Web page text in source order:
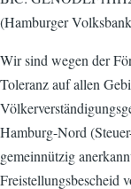
(Hamburger
Wir sind wegen der
Toleranz auf allen
Hamburg-Nord
gemeinnützig
Freistellungsbescheid